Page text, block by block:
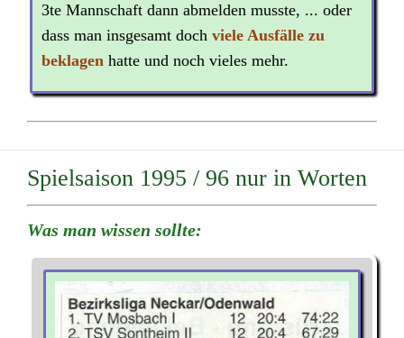
3te Mannschaft dann abmelden musste, ... oder
dass man insgesamt doch viele Ausfälle zu
beklagen hatte und noch vieles mehr.
Spielsaison 1995 / 96 nur in Worten
Was man wissen sollte: